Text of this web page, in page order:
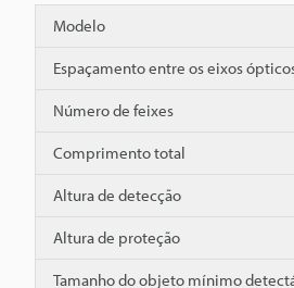
Modelo
Espaçamento entre os eixos
Número de feixes
Comprimento total
Altura de detecção
Altura de proteção
Tamanho do objeto mínimo